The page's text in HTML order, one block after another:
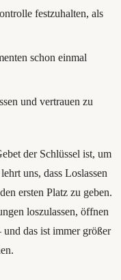
festzuhalten, als
schon einmal
und vertrauen zu
der Schlüssel ist, um
uns, dass Loslassen
ersten Platz zu geben.
loszulassen, öffnen
das ist immer größer